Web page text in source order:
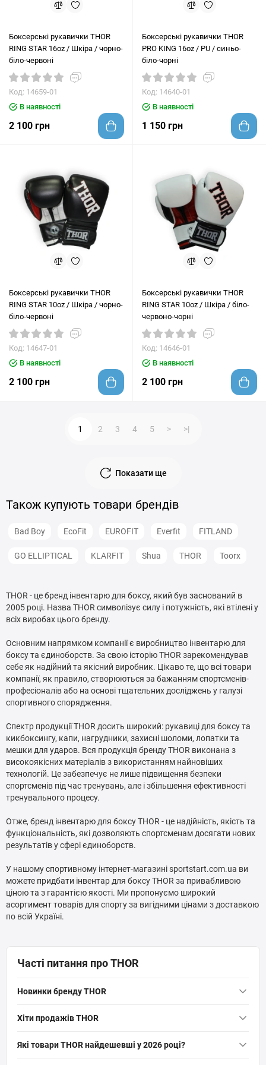
Боксерські рукавички THOR
RING STAR 16oz / Шкіра / чорно-
біло-червоні
Код: 14659-01
В наявності
2 100 грн
Боксерські рукавички THOR
PRO KING 16oz / PU / синьо-
біло-чорні
Код: 14640-01
В наявності
1 150 грн
Боксерські рукавички THOR
RING STAR 10oz / Шкіра / чорно-
біло-червоні
Код: 14647-01
В наявності
2 100 грн
Боксерські рукавички THOR
RING STAR 10oz / Шкіра / біло-
червоно-чорні
Код: 14646-01
В наявності
2 100 грн
Показати ще
1 2 3 4 5 > >|
Також купують товари брендів
Bad Boy EcoFit EUROFIT Everfit FITLAND
GO ELLIPTICAL KLARFIT Shua THOR Toorx
THOR - це бренд інвентарю для боксу, який був заснований в
2005 році. Назва THOR символізує силу і потужність, які втілені у
всіх виробах цього бренду.
Основним напрямком компанії є виробництво інвентарю для
боксу та єдиноборств. За свою історію THOR зарекомендував
себе як надійний та якісний виробник. Цікаво те, що всі товари
компанії, як правило, створюються за бажанням спортсменів-
професіоналів або на основі тщательних досліджень у галузі
спортивного спорядження.
Спектр продукції THOR досить широкий: рукавиці для боксу та
кикбоксингу, капи, нагрудники, захисні шоломи, лопатки та
мешки для ударов. Вся продукція бренду THOR виконана з
високоякісних матеріалів з використанням найновіших
технологій. Це забезпечує не лише підвищення безпеки
спортсменів під час тренувань, але і збільшення ефективності
тренувального процесу.
Отже, бренд інвентарю для боксу THOR - це надійність, якість та
функціональність, які дозволяють спортсменам досягати нових
результатів у сфері єдиноборств.
У нашому спортивному інтернет-магазині sportstart.com.ua ви
можете придбати інвентар для боксу THOR за привабливою
ціною та з гарантією якості. Ми пропонуємо широкий
асортимент товарів для спорту за вигідними цінами з доставкою
по всій Україні.
Часті питання про THOR
Новинки бренду THOR
Шолом для боксу THOR 716 XL / PU / червоний
Шолом для боксу THOR 705 S/PU/синій— 1 100 грн
Хіти продажів THOR
Боксерські рукавички THOR SHARK (Leather) BLK 14 oz.
— 2
Які товари THOR найдешевші у 2026 році?